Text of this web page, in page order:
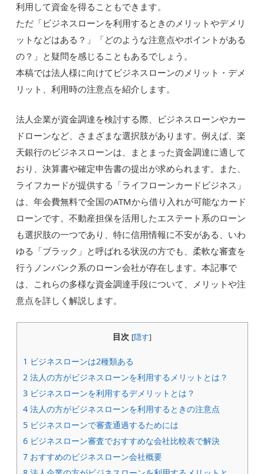
利用して資金を得ることもできます。
ただ「ビジネスローンを利用するときのメリットやデメリ
ットなどはある？」「どのような注意点やポイントがある
の？」と疑問を感じることもあるでしょう。
本稿では法人様に向けてビジネスローンのメリット・デメ
リット、利用時の注意点を紹介します。
法人企業が資金調達を検討する際、ビジネスローンやカー
ドローンなど、さまざまな選択肢があります。例えば、楽
天銀行のビジネスローンは、まとまった資金調達に適して
おり、決算書や確定申告書の提出が求められます。また、
ライフカードが提供する「ライフローンカードビジネス」
は、年会費無料で全国のATMから借り入れが可能なカード
ローンです。不動産担保を活用したエステート系のローン
も選択肢の一つであり、特に信用情報に不安がある、いわ
ゆる「ブラック」と呼ばれる状況の方でも、柔軟な審査を
行うノンバンク系のローン会社が存在します。本記事で
は、これらの多様な資金調達手段について、メリットや注
意点を詳しく解説します。
目次 [隠す]
1 ビジネスローンは2種類ある
2 法人の方がビジネスローンを利用するメリットとは？
3ビジネスローンを利用するデメリットとは？
4法人の方がビジネスローンを利用するときの注意点
5ビジネスローンで審査通過するためには
6ビジネスローン審査でおすすめな会社比較表で解決
7おすすめのビジネスローン会社概要